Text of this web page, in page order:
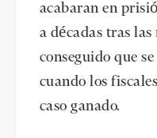
acabaran en
a décadas tras las
conseguido que
cuando los
caso ganado.